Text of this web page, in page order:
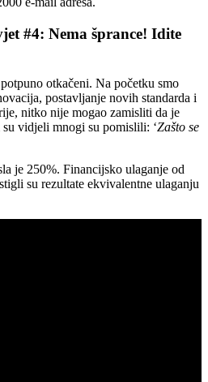
#4: Nema šprance! Idite
otkačeni. Na početku smo
postavljanje novih standarda i
nitko nije mogao zamisliti da je
vidjeli mnogi su pomislili: ‘Zašto se
je 250%. Financijsko ulaganje od
su rezultate ekvivalentne ulaganju